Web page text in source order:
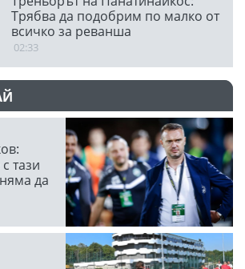
Трябва да подобрим по малко от
всичко за реванша
02:33
тази
да